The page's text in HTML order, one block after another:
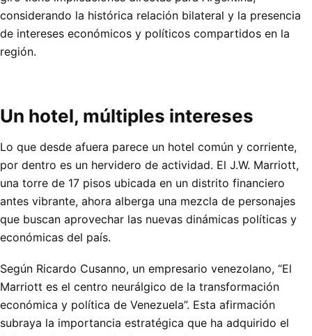
considerando la histórica relación bilateral y la presencia
de intereses económicos y políticos compartidos en la
región.
Un hotel, múltiples intereses
Lo que desde afuera parece un hotel común y corriente,
por dentro es un hervidero de actividad. El J.W. Marriott,
una torre de 17 pisos ubicada en un distrito financiero
antes vibrante, ahora alberga una mezcla de personajes
que buscan aprovechar las nuevas dinámicas políticas y
económicas del país.
Según Ricardo Cusanno, un empresario venezolano, “El
Marriott es el centro neurálgico de la transformación
económica y política de Venezuela”. Esta afirmación
subraya la importancia estratégica que ha adquirido el